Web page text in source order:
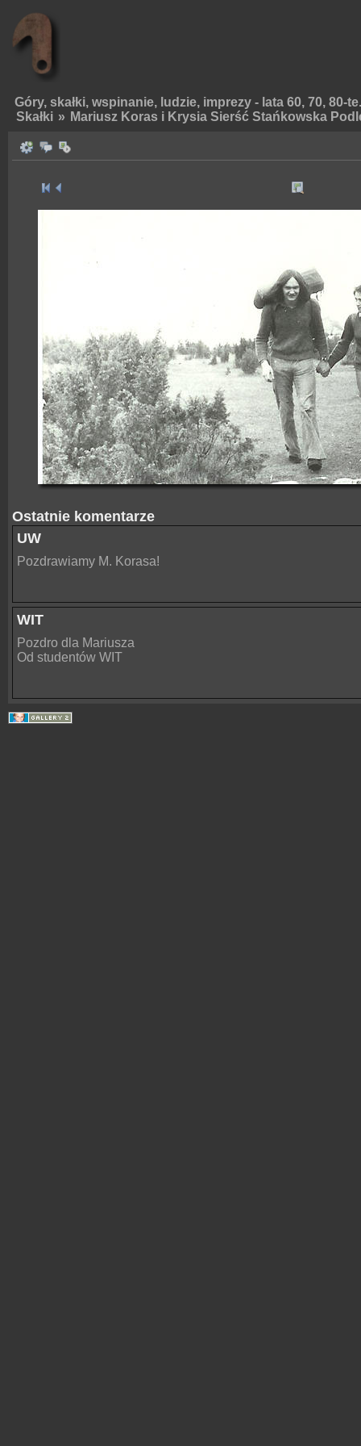
Góry, skałki, wspinanie, ludzie, imprezy - lata 60, 70, 80-te.
Skałki » Mariusz Koras i Krysia Sierść Stańkowska
Ostatnie komentarze
UW
Pozdrawiamy M. Korasa!
WIT
Pozdro dla Mariusza
Od studentów WIT